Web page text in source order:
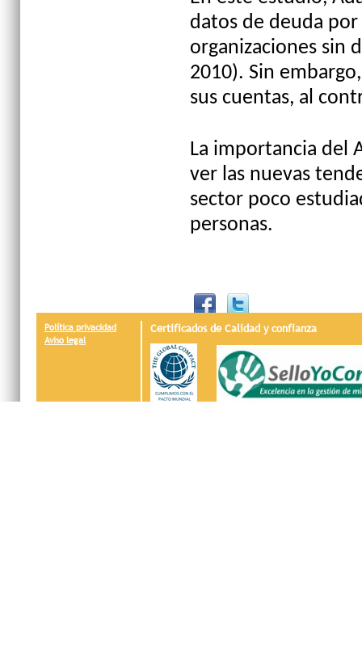
datos de deuda
organizaciones sin
2010). Sin
sus cuentas, al
La importancia del
ver las nuevas
sector poco
personas.
Política privacidad
Aviso legal
Certificados de Calidad y confianza